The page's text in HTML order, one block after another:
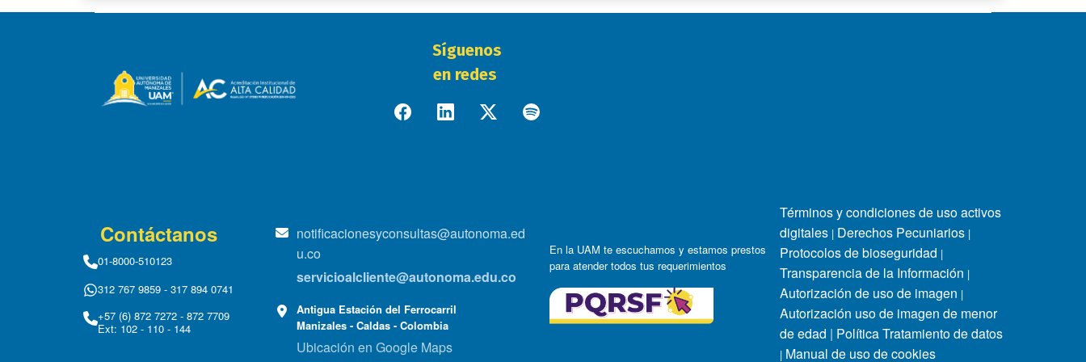
Síguenos
en redes
Contáctanos
01-8000-510123
312 767 9859 - 317 894 0741
+57 (6) 872 7272 - 872 7709
Ext: 102 - 110 - 144
notificacionesyconsultas@autonoma.ed
u.co
servicioalcliente@autonoma.edu.co
Antigua Estación del Ferrocarril
Manizales - Caldas - Colombia
Ubicación en Google Maps
En la UAM te escuchamos y estamos prestos
para atender todos tus requerimientos
Términos y condiciones de uso activos
digitales | Derechos Pecuniarios |
Protocolos de bioseguridad |
Transparencia de la Información |
Autorización de uso de imagen |
Autorización uso de imagen de menor
de edad | Política Tratamiento de datos
| Manual de uso de cookies